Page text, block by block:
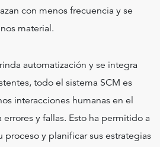
con menos frecuencia y se
material.
automatización y se integra
todo el sistema SCM es
interacciones humanas en el
y fallas. Esto ha permitido a
proceso y planificar sus estrategias